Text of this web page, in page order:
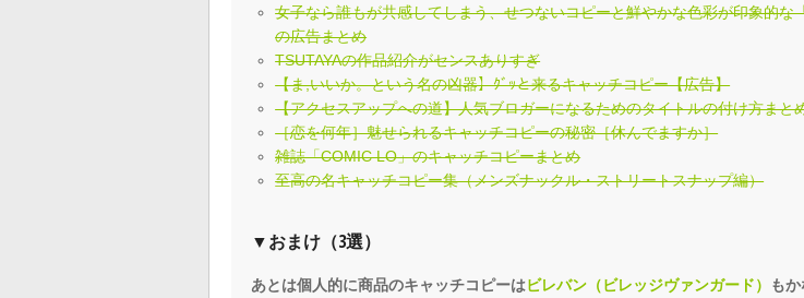
女子なら誰もが共感してしまう、せつないコピーと鮮やかな色彩が印象的な
の広告まとめ
TSUTAYAの作品紹介がセンスありすぎ
【ま,いいか。という名の凶器】ｸﾞｯと来るキャッチコピー【広告】
【アクセスアップへの道】人気ブロガーになるためのタイトルの付け方まと
［恋を何年］魅せられるキャッチコピーの秘密［休んでますか］
雑誌「COMIC LO」のキャッチコピーまとめ
至高の名キャッチコピー集（メンズナックル・ストリートスナップ編）
▼おまけ（3選）
あとは個人的に商品のキャッチコピーはビレバン（ビレッジヴァンガード）
も